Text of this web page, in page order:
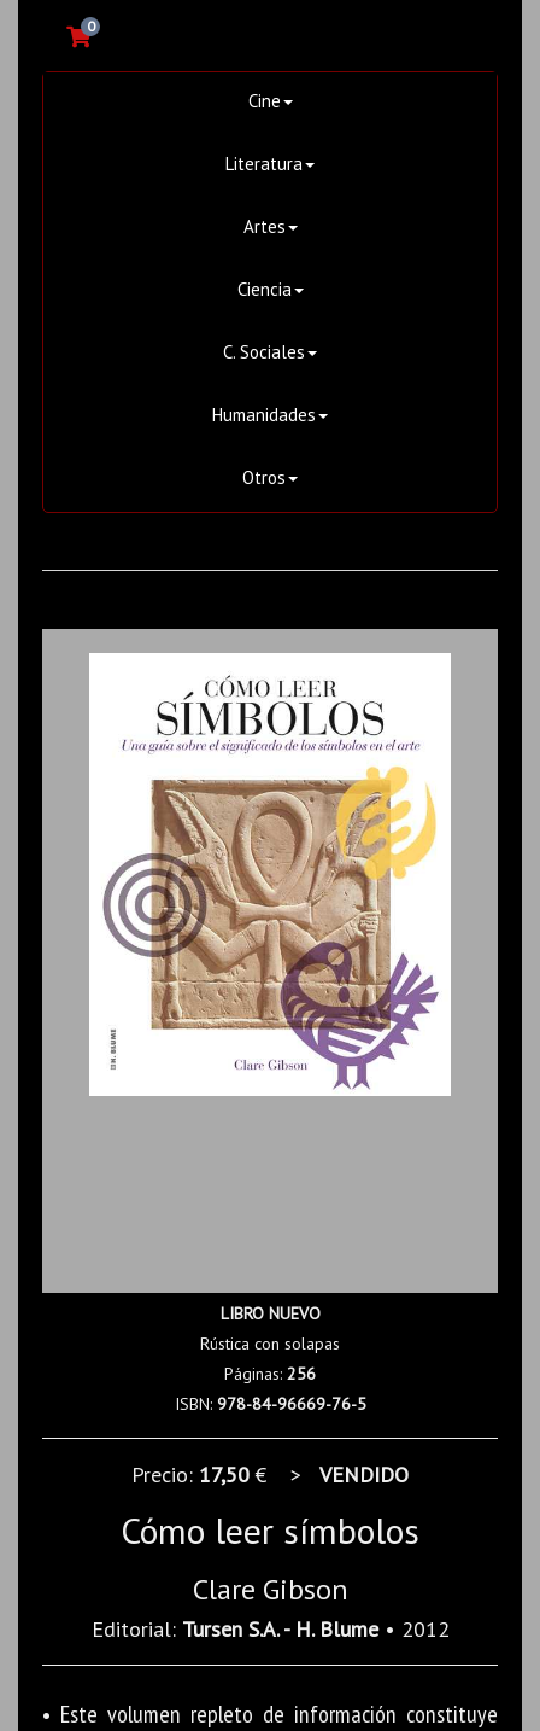
0
Cine
Literatura
Artes
Ciencia
C. Sociales
Humanidades
Otros
LIBRO NUEVO
Rústica con solapas
Páginas: 256
ISBN: 978-84-96669-76-5
Precio: 17,50€ > VENDIDO
Cómo leer símbolos
Clare Gibson
Editorial: Tursen S.A. - H. Blume• 2012
• Este volumen repleto de información constituye